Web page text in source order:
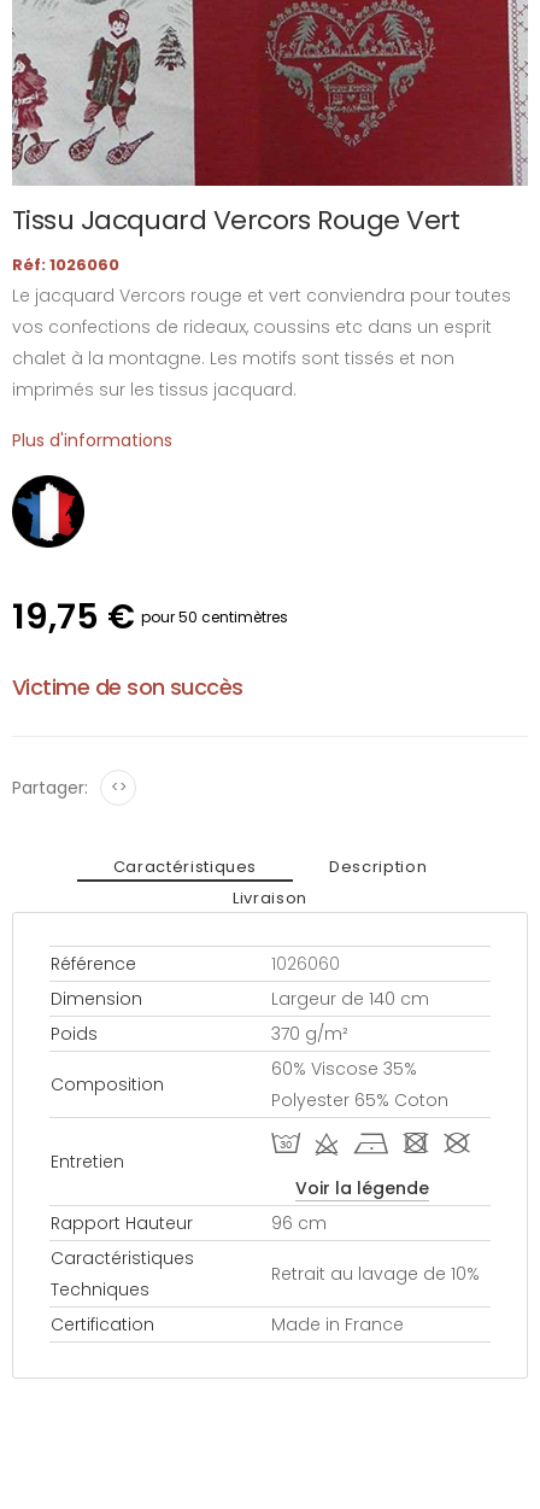
Tissu Jacquard Vercors Rouge Vert
Réf: 1026060
Le jacquard Vercors rouge et vert conviendra pour toutes
vos confections de rideaux, coussins etc dans un esprit
chalet à la montagne. Les motifs sont tissés et non
imprimés sur les tissus jacquard.
Plus d'informations
19,75 € pour 50 centimètres
Victime de son succès
Partager: <>
Caractéristiques
Description
Livraison
Référence
1026060
Dimension
Largeur de 140 cm
Poids
370 g/m²
Composition
60% Viscose 35%
Polyester 65% Coton
Entretien
T d h - #
Voir la légende
Rapport Hauteur
96 cm
Caractéristiques
Techniques
Retrait au lavage de 10%
Certification Made in France